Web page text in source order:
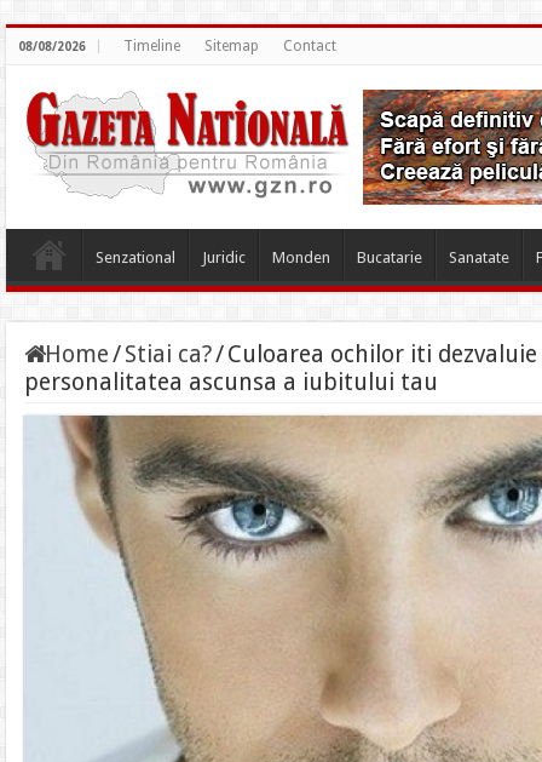
08/08/2026 Timeline Sitemap Contact
Senzational Juridic Monden Bucatarie Sanatate
Home/Stiai ca?/Culoarea ochilor iti
personalitatea ascunsa a iubitului tau